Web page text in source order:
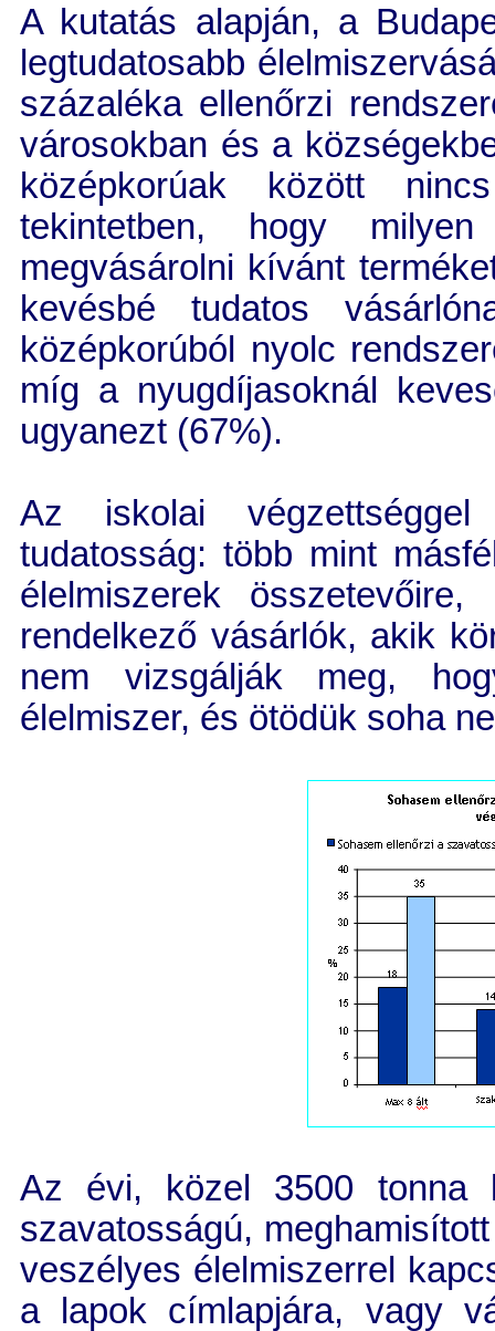
A kutatás alapján, a
legtudatosabb
százaléka ellenőrzi
városokban és a
középkorúak között
tekintetben, hogy
megvásárolni kívánt
kevésbé tudatos
középkorúból nyolc
míg a nyugdíjasoknál
ugyanezt (67%).
Az iskolai
tudatosság: több mint
élelmiszerek
rendelkező vásárlók, akik
nem vizsgálják meg,
élelmiszer, és ötödük soha
Az évi, közel 3500 tonna
szavatosságú,
veszélyes élelmiszerrel
a lapok címlapjára, vagy